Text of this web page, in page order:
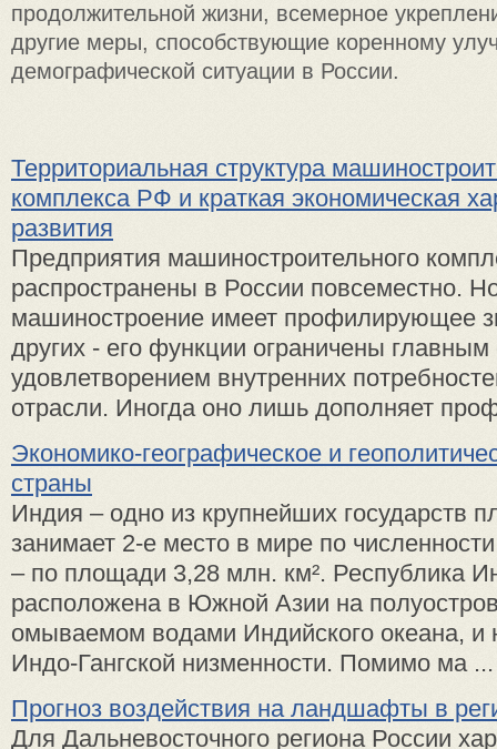
продолжительной жизни, всемерное
другие меры, способствующие коренному
демографической ситуации в России.
Территориальная структура
комплекса РФ и краткая экономическая
развития
Предприятия машиностроительного
распространены в России повсеместно.
машиностроение имеет профилирующее
других - его функции ограничены
удовлетворением внутренних
отрасли. Иногда оно лишь дополняет
Экономико-географическое и
страны
Индия – одно из крупнейших государств
занимает 2-е место в мире по
– по площади 3,28 млн. км². Республика
расположена в Южной Азии на
омываемом водами Индийского океана, и
Индо-Гангской низменности. Помимо ма ...
Прогноз воздействия на ландшафты в
Для Дальневосточного региона России